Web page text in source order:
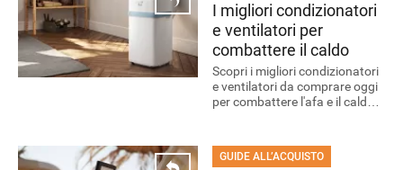
I migliori condizionatori
e ventilatori per
combattere il caldo
Scopri i migliori condizionatori
e ventilatori da comprare oggi
per combattere l'afa e il caldo
GUIDE ALL’ACQUISTO